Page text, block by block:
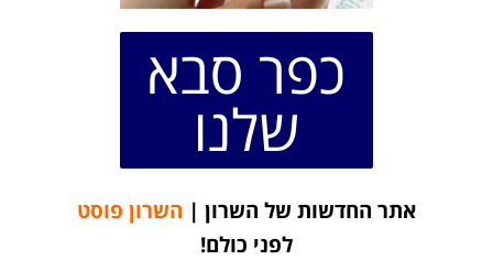
כפר סבא
שלנו
אתר החדשות של השרון | השרון פוסט
לפני כולם!